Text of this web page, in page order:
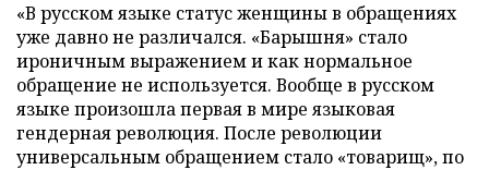
«В русском языке статус женщины в обращениях
уже давно не различался. «Барышня» стало
ироничным выражением и как нормальное
обращение не используется. Вообще в русском
языке произошла первая в мире языковая
гендерная революция. После революции
универсальным обращением стало «товарищ», по